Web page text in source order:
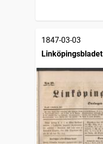
1847-03-03
Linköpingsbladet